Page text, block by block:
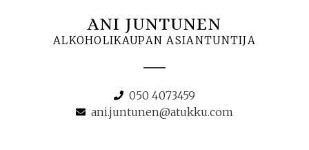
ANI JUNTUNEN
ALKOHOLIKAUPAN ASIANTUNTIJA
050 4073459
ani.juntunen@atukku.com